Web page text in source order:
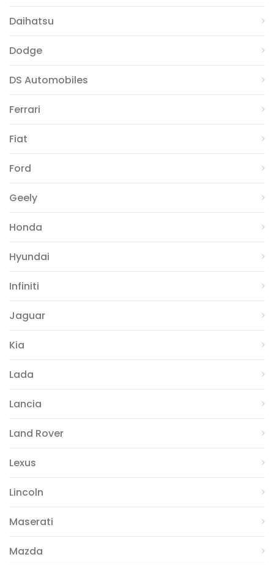
Daihatsu
Dodge
DS Automobiles
Ferrari
Fiat
Ford
Geely
Honda
Hyundai
Infiniti
Jaguar
Kia
Lada
Lancia
Land Rover
Lexus
Lincoln
Maserati
Mazda